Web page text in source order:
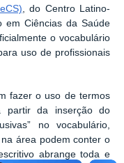
, do Centro Latino-
em Ciências da Saúde
o vocabulário
uso de profissionais
fazer o uso de termos
partir da inserção do
no vocabulário,
área podem conter o
abrange toda e